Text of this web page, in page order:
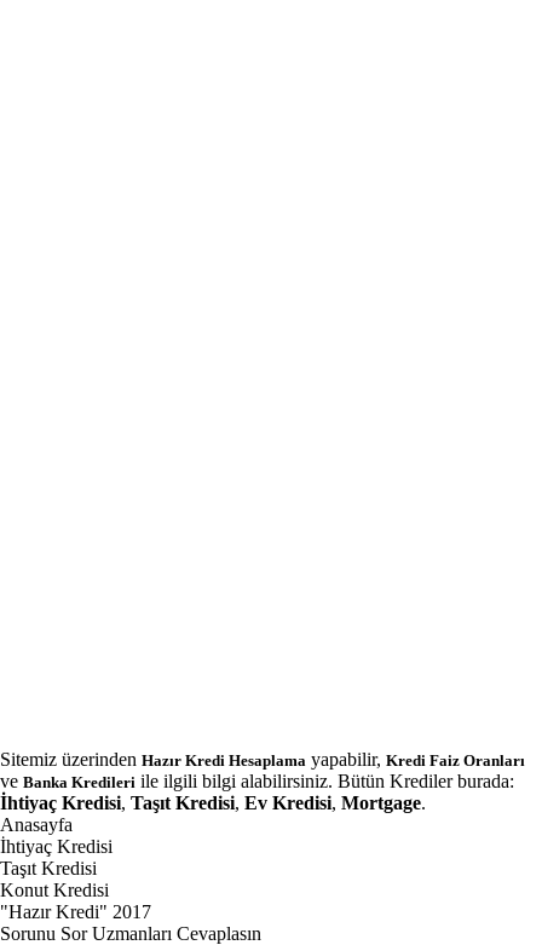
Sitemiz üzerinden Hazır Kredi Hesaplama yapabilir, Kredi Faiz Oranları
ve Banka Kredileri ile ilgili bilgi alabilirsiniz. Bütün Krediler burada:
İhtiyaç Kredisi, Taşıt Kredisi, Ev Kredisi, Mortgage.
Anasayfa
İhtiyaç Kredisi
Taşıt Kredisi
Konut Kredisi
"Hazır Kredi" 2017
Sorunu Sor Uzmanları Cevaplasın